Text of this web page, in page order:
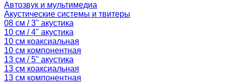
Автозвук и мультимедиа
Акустические системы и твитеры
08 см / 3" акустика
10 см / 4" акустика
10 см коаксиальная
10 см компонентная
13 см / 5" акустика
13 см коаксиальная
13 см компонентная